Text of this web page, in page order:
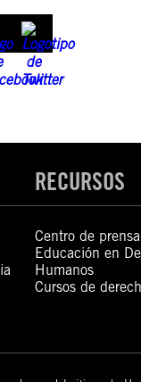
RECURSOS
Centro de prensa
Educación en
Humanos
Cursos de